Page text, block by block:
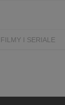
FILMY I SERIALE